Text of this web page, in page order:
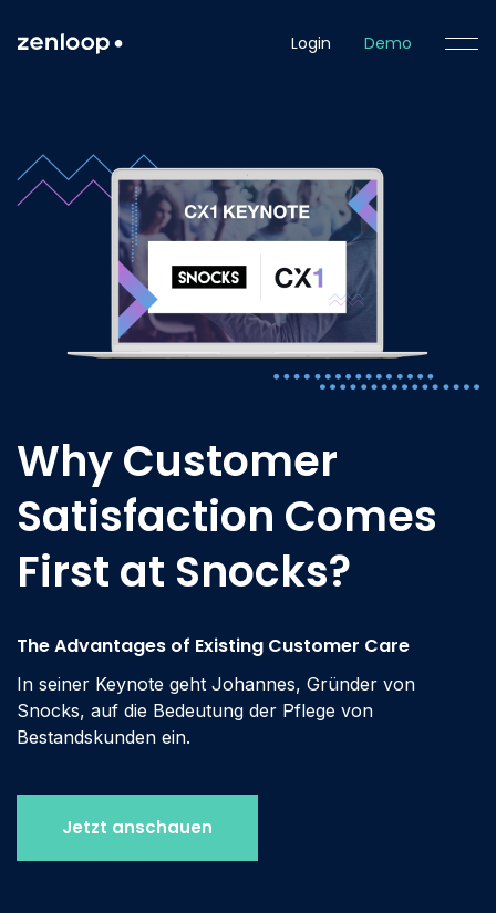
Login Demo
Why Customer
Satisfaction Comes
First at Snocks?
The Advantages of Existing Customer Care
In seiner Keynote geht Johannes, Gründer von
Snocks, auf die Bedeutung der Pflege von
Bestandskunden ein.
Jetzt anschauen